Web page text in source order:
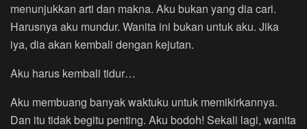
menunjukkan arti dan makna. Aku bukan yang dia cari.
Harusnya aku mundur. Wanita ini bukan untuk aku. Jika
iya, dia akan kembali dengan kejutan.
Aku harus kembali tidur…
Aku membuang banyak waktuku untuk memikirkannya.
Dan itu tidak begitu penting. Aku bodoh! Sekali lagi, wanita